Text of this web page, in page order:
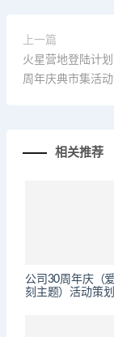
上一篇
火星营地登陆计
周年庆典市集活
相关推荐
公司30周年庆（
刻主题）活动策